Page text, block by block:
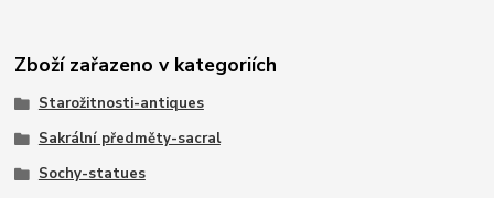
Zboží zařazeno v kategoriích
Starožitnosti-antiques
Sakrální předměty-sacral
Sochy-statues